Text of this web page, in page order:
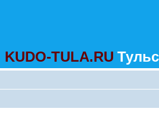
KUDO-TULA.RU